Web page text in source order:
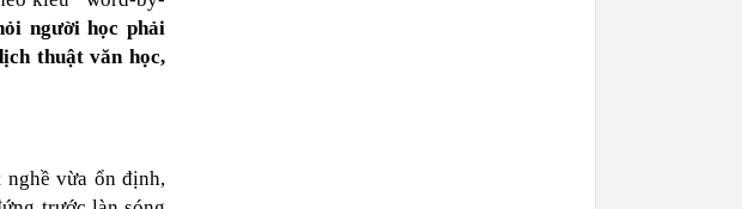
người học phải
thuật văn học,
nghề vừa ổn định,